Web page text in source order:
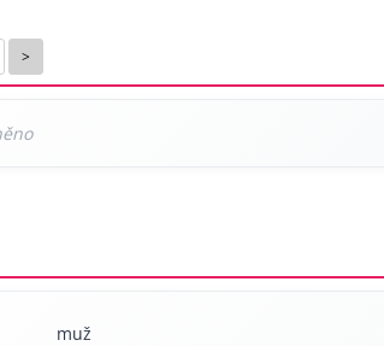
>
muž